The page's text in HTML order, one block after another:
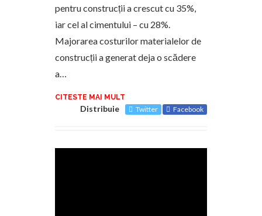
pentru construcții a crescut cu 35%,
iar cel al cimentului – cu 28%.
Majorarea costurilor materialelor de
construcții a generat deja o scădere
a…
CITESTE MAI MULT
Distribuie Twitter Facebook